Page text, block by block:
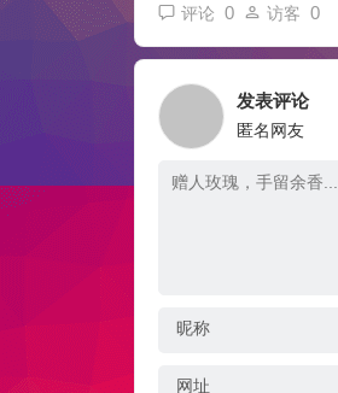
评论 0 访客 0
发表评论
匿名网友
昵称
网址